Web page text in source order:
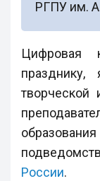
РГПУ им.
Цифровая
празднику,
творческой
России.